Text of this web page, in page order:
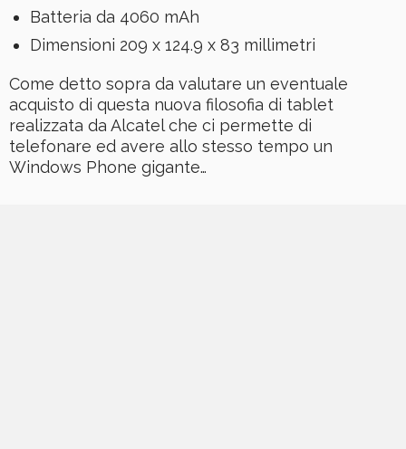
Batteria da 4060 mAh
Dimensioni 209 x 124.9 x 83 millimetri
Come detto sopra da valutare un eventuale
acquisto di questa nuova filosofia di tablet
realizzata da Alcatel che ci permette di
telefonare ed avere allo stesso tempo un
Windows Phone gigante…